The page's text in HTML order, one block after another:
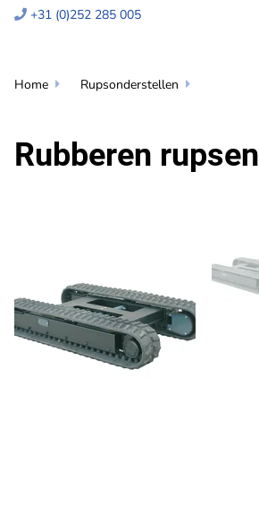
 +31 (0)252 285 005
Home  Rupsonderstellen 
Rubberen rupsen